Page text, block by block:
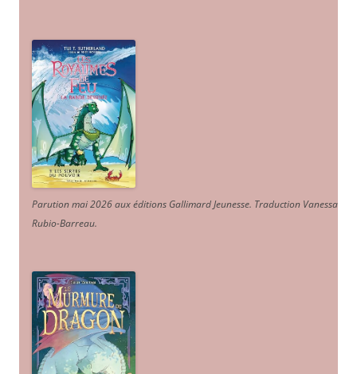
Parution mai 2026 aux éditions Gallimard Jeunesse. Traduction Vanessa
Rubio-Barreau.